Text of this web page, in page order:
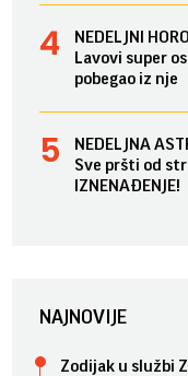
NEDELJNI
Lavovi super
pobegao iz nje
NEDELJNA
Sve pršti od
IZNENAĐENJE!
NAJNOVIJE
Zodijak u službi